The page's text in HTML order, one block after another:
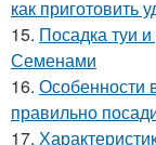
как приготовить
15. Посадка туи
Семенами
16. Особенности
правильно
17.